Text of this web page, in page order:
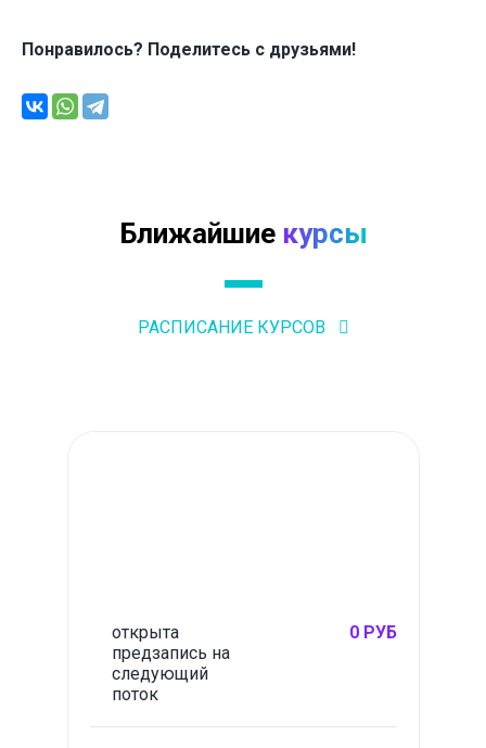
Понравилось? Поделитесь с друзьями!
Ближайшие курсы
РАСПИСАНИЕ КУРСОВ
открыта
предзапись на
следующий
поток
0 РУБ